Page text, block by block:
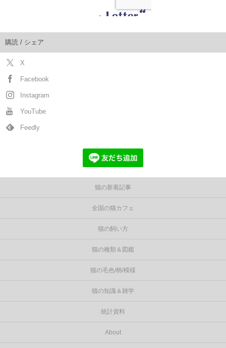
購読 / シェア
X
Facebook
Instagram
YouTube
Feedly
猫の新着記事
全国の猫カフェ
猫の飼い方
猫の種類＆図鑑
猫の毛色/柄/模様
猫の知識＆雑学
統計資料
About